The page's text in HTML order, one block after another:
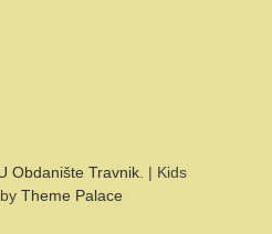
Obdanište Travnik . | Kids
Theme Palace